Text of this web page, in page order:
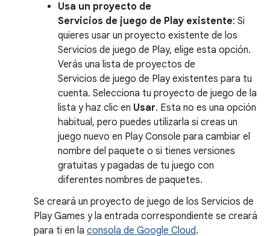
Usa un proyecto de
Servicios de juego de Play existente: Si
quieres usar un proyecto existente de los
Servicios de juego de Play, elige esta opción.
Verás una lista de proyectos de
Servicios de juego de Play existentes para tu
cuenta. Selecciona tu proyecto de juego de la
lista y haz clic en Usar. Esta no es una opción
habitual, pero puedes utilizarla si creas un
juego nuevo en Play Console para cambiar el
nombre del paquete o si tienes versiones
gratuitas y pagadas de tu juego con
diferentes nombres de paquetes.
Se creará un proyecto de juego de los Servicios de
Play Games y la entrada correspondiente se creará
para ti en la consola de Google Cloud.